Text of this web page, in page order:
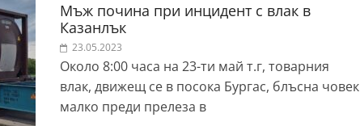
Мъж почина при инцидент с влак в
Казанлък
23.05.2023
Около 8:00 часа на 23-ти май т.г, товарния
влак, движещ се в посока Бургас, блъсна човек
малко преди прелеза в